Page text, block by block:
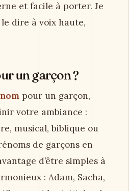
et facile à porter. Je
dire à voix haute,
un garçon ?
pour un garçon,
votre ambiance :
musical, biblique ou
de garçons en
d’être simples à
: Adam, Sacha,